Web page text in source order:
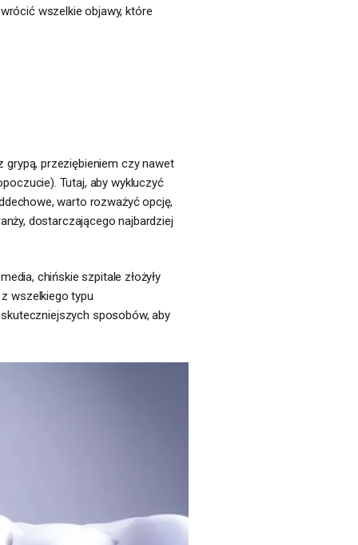
wszelkie objawy, które
przeziębieniem czy nawet
Tutaj, aby wykluczyć
warto rozważyć opcję,
dostarczającego najbardziej
chińskie szpitale złożyły
wszelkiego typu
sposobów, aby